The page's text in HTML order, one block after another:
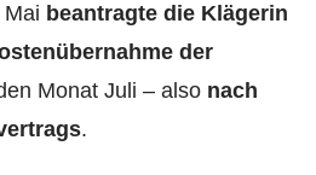
beantragte die Klägerin
der
Monat Juli – also nach
.